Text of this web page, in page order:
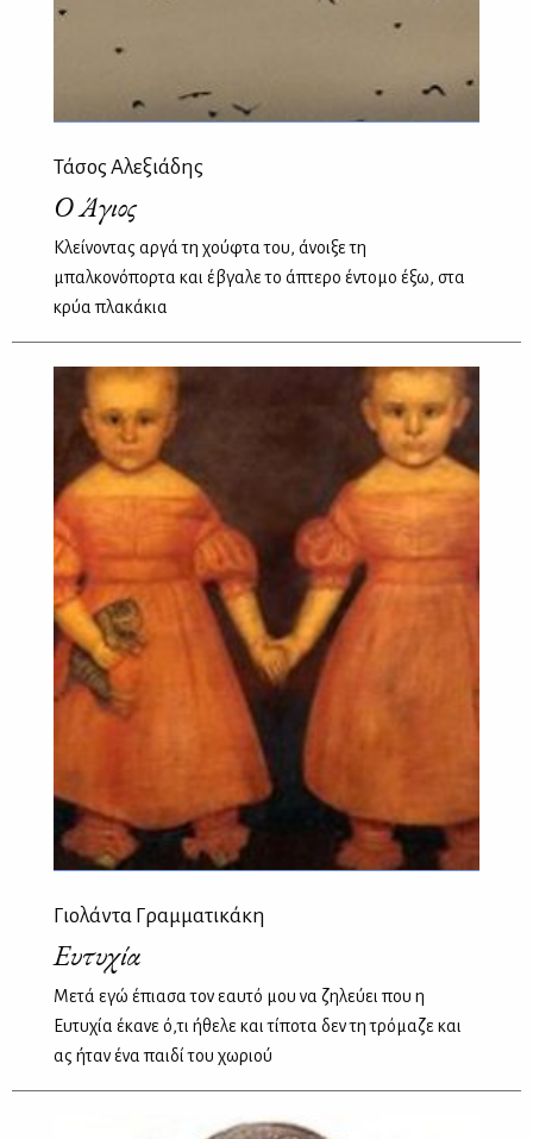
Τάσος Αλεξιάδης
Ο Άγιος
Κλείνοντας αργά τη χούφτα του, άνοιξε τη
μπαλκονόπορτα και έβγαλε το άπτερο έντομο έξω, στα
κρύα πλακάκια
Γιολάντα Γραμματικάκη
Ευτυχία
Μετά εγώ έπιασα τον εαυτό μου να ζηλεύει που η
Ευτυχία έκανε ό,τι ήθελε και τίποτα δεν τη τρόμαζε και
ας ήταν ένα παιδί του χωριού